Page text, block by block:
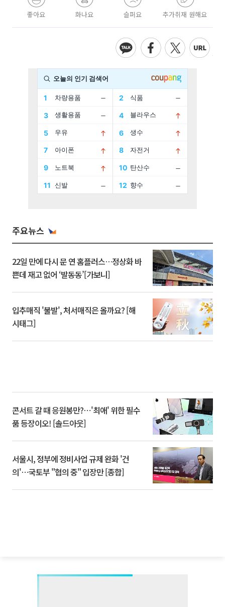
좋아요 화나요 슬퍼요 추가취재 원해요
주요뉴스
22일 만에 다시 문 연 홈플러스…정상화 바
쁜데 재고 없어 ‘발동동’[가보니]
입추매직 '불발', 처서매직은 올까요? [해
시태그]
콘서트 갈 때 응원봉만?⋯'최애' 위한 필수
품 등장이오! [솔드아웃]
서울시, 정부에 정비사업 규제 완화 '건
의'⋯국토부 "협의 중" 입장만 [종합]